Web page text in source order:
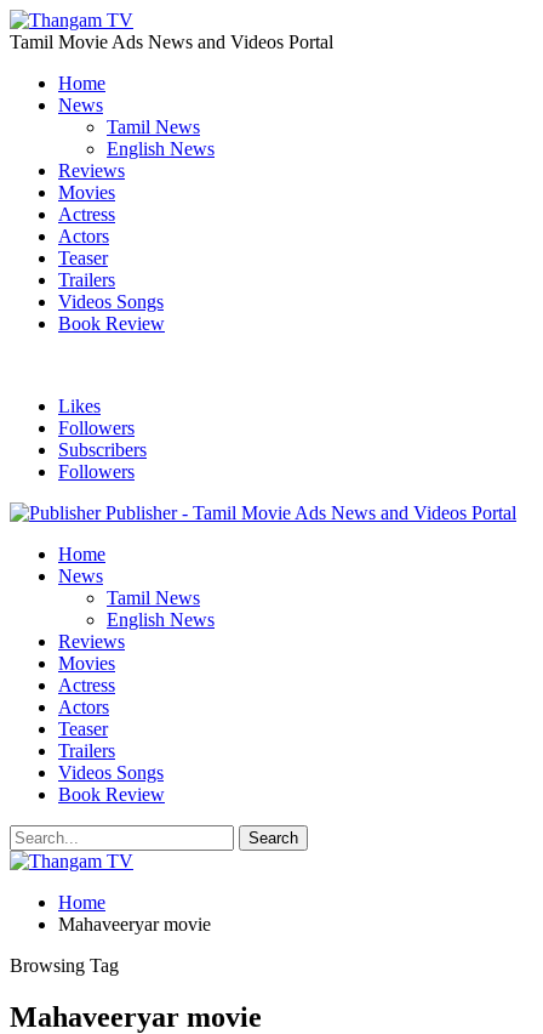
Tamil Movie Ads News and Videos Portal
Home
News
Tamil News
English News
Reviews
Movies
Actress
Actors
Teaser
Trailers
Videos Songs
Book Review
Likes
Followers
Subscribers
Followers
Publisher - Tamil Movie Ads News and Videos Portal
Home
News
Tamil News
English News
Reviews
Movies
Actress
Actors
Teaser
Trailers
Videos Songs
Book Review
Home
Mahaveeryar movie
Browsing Tag
Mahaveeryar movie